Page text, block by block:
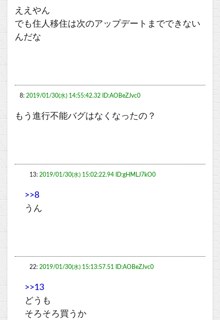
ええやん
でも住人移住は次のアップデートまでできない
んだな
8: 2019/01/30(水) 14:55:42.32 ID:AOBeZJvc0
もう進行不能バグはなくなったの？
13: 2019/01/30(水) 15:02:22.94 ID:gHMLJ7kO0
>>8
うん
22: 2019/01/30(水) 15:13:57.51 ID:AOBeZJvc0
>>13
どうも
そろそろ買うか